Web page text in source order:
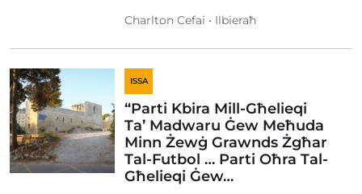
Charlton Cefai • Ilbieraħ
ISSA
“Parti Kbira Mill-Għelieqi
Ta’ Madwaru Ġew Meħuda
Minn Żewġ Grawnds Żgħar
Tal-Futbol … Parti Oħra Tal-
Għelieqi Ġew…